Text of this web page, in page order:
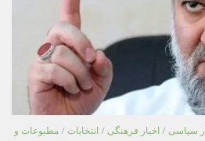
سیاسی / اخبار فرهنگی / انتخابات / مطبوعات و